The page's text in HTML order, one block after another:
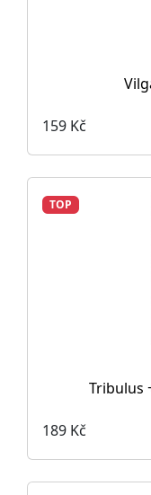
159 Kč
TOP
Tribulus
189 Kč